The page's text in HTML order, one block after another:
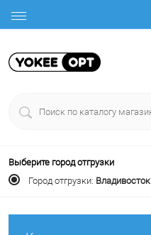
Выберите город отгрузки
Город отгрузки: Владивосток